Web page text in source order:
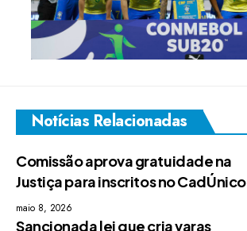
Notícias Relacionadas
Comissão aprova gratuidade na
Justiça para inscritos no CadÚnico
maio 8, 2026
Sancionada lei que cria varas